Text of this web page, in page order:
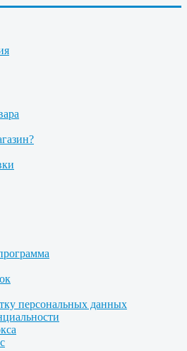
персональных данных